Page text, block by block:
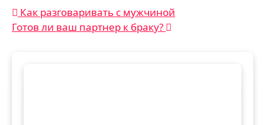
Навигация
по
Как разговаривать с мужчиной
Готов ли ваш партнер к браку?